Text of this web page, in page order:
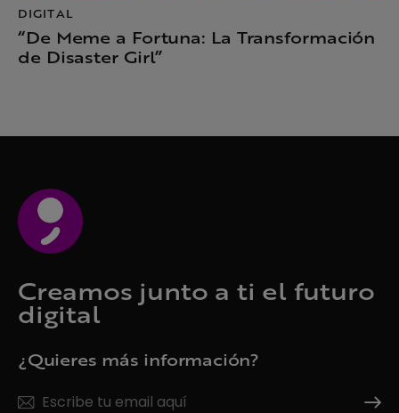
DIGITAL
“De Meme a Fortuna: La Transformación
de Disaster Girl”
Creamos junto a ti el futuro
digital
¿Quieres más información?